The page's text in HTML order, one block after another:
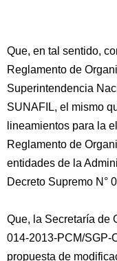
Que, en tal sentido,
Reglamento de
Superintendencia
SUNAFIL, el mismo
lineamientos para la
Reglamento de
entidades de la
Decreto Supremo N°
Que, la Secretaría de
014-2013-PCM/SGP-
propuesta de